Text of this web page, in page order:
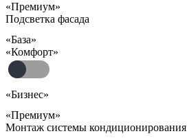
«Премиум»
Подсветка фасада
«База»
«Комфорт»
«Бизнес»
«Премиум»
Монтаж системы кондиционирования